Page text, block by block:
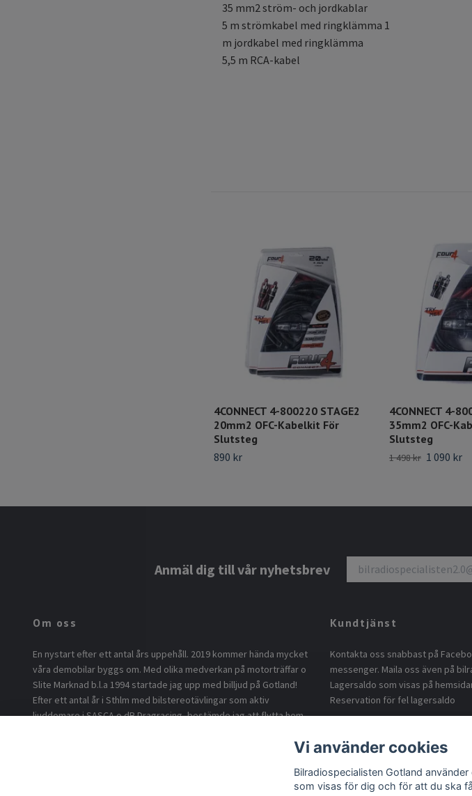
35 mm2 ström- och jordkablar
5 m strömkabel med ringklämma 1
m jordkabel med ringklämma
5,5 m RCA-kabel
4CONNECT 4-800220 STAGE2
20mm2 OFC-Kabelkit För
Slutsteg
890 kr
4CONNECT 4-
35mm2 OFC-
Slutsteg
1 498 kr 1 090 kr
Anmäl dig till vår nyhetsbrev
Om oss
En nystart efter ett antal års uppehåll. 2019 kommer hända mycket
våra demobilar byggs om. Med olika medverkan på motorträffar o
Slite Marknad b.l.a 1994 startade jag upp med billjud på Gotland!
Efter ett antal år i Sthlm med bilstereotävlingar som aktiv
ljuddomare i SASCA o dB Dragracing, bestämde jag att flytta hem
som föddes 1994 som idé sprutan o eldsjälen för byggandet av
Kundtjänst
Kontakta oss snabbast på
messenger. Maila oss även på
Lagersaldo som visas på
Reservation för fel lagersaldo
Vi använder cookies
Bilradiospecialisten Gotland
som visas för dig och för att du ska